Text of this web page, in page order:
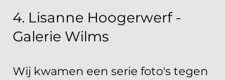
4. Lisanne Hoogerwerf -
Galerie Wilms
Wij kwamen een serie foto's tegen